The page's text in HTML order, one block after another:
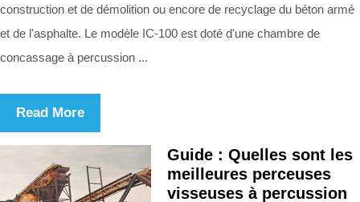
construction et de démolition ou encore de recyclage du béton armé
et de l'asphalte. Le modèle IC-100 est doté d'une chambre de
concassage à percussion ...
Read More
Guide : Quelles sont les
meilleures perceuses
visseuses à percussion